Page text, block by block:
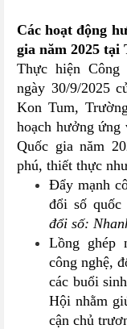
Các hoạt động
gia năm 2025 tại
Thực hiện Công
ngày 30/9/2025
Kon Tum,
hoạch hưởng ứng
Quốc gia năm
phú, thiết thực
Đẩy mạnh
đổi số
đổi số:
Lồng ghép
công nghệ,
các buổi
Hội nhằm
cận chủ